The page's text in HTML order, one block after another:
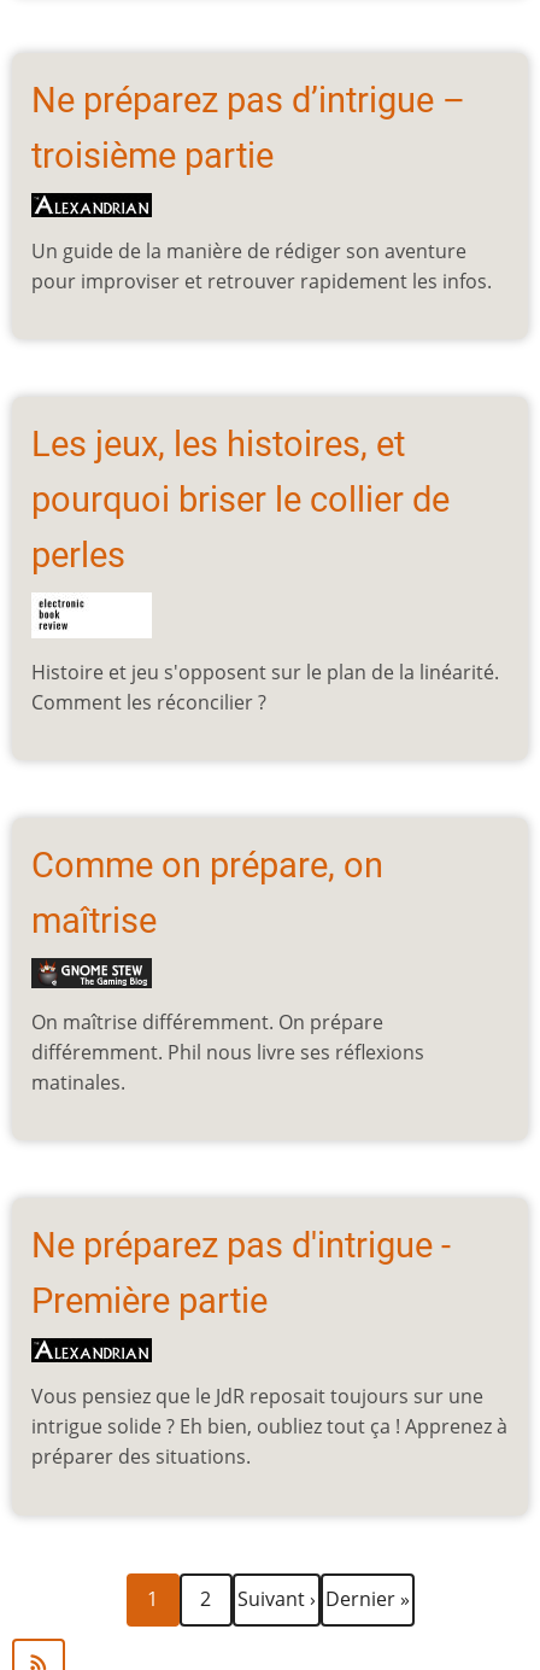
Ne préparez pas d’intrigue –
troisième partie
Un guide de la manière de rédiger son aventure
pour improviser et retrouver rapidement les infos.
Les jeux, les histoires, et
pourquoi briser le collier de
perles
Histoire et jeu s'opposent sur le plan de la linéarité.
Comment les réconcilier ?
Comme on prépare, on
maîtrise
On maîtrise différemment. On prépare
différemment. Phil nous livre ses réflexions
matinales.
Ne préparez pas d'intrigue -
Première partie
Vous pensiez que le JdR reposait toujours sur une
intrigue solide ? Eh bien, oubliez tout ça ! Apprenez à
préparer des situations.
Page
courante
1 Page
2
Page
suivante
Suivant › Dernière
page
Dernier »